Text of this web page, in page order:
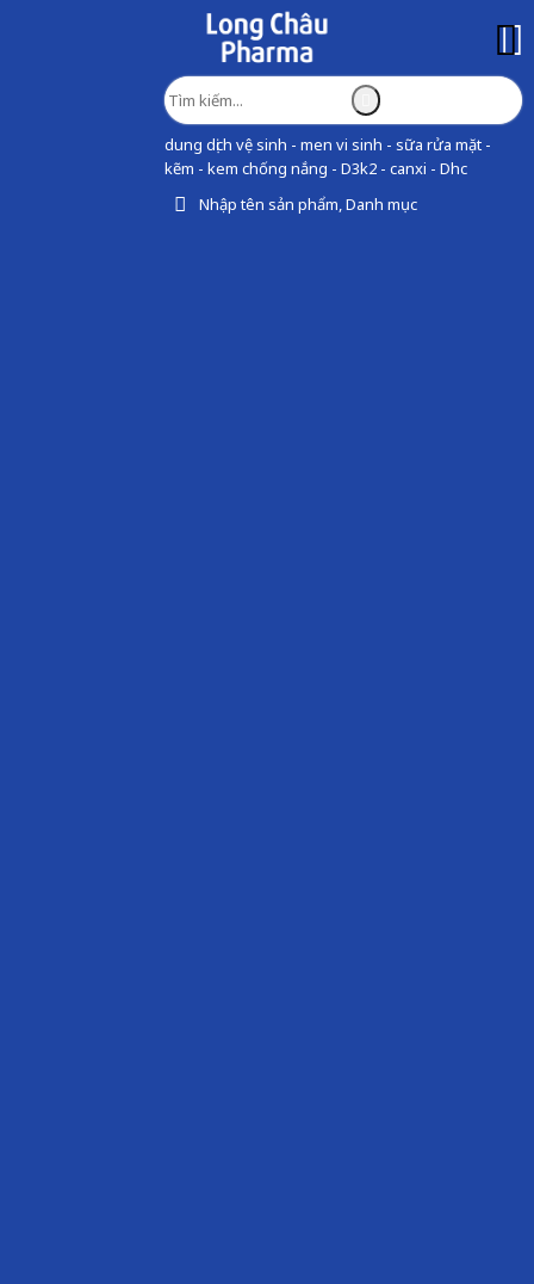
dung dịch vệ sinh - men vi sinh - sữa rửa mặt -
kẽm - kem chống nắng - D3k2 - canxi - Dhc
Nhập tên sản phẩm, Danh mục